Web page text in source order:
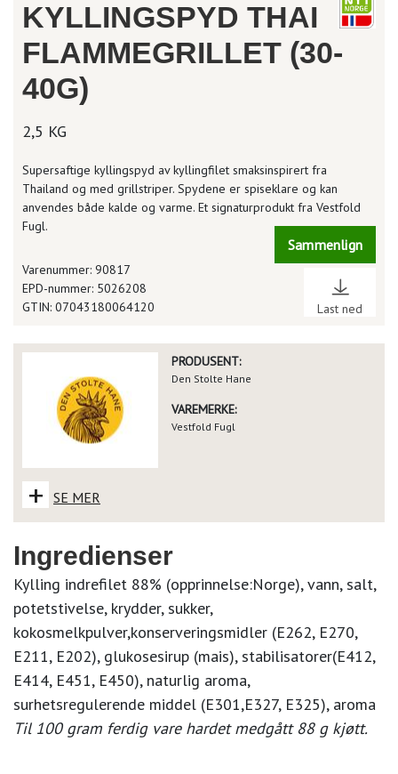
KYLLINGSPYD THAI
FLAMMEGRILLET (30-
40G)
2,5 KG
Supersaftige kyllingspyd av kyllingfilet smaksinspirert fra
Thailand og med grillstriper. Spydene er spiseklare og kan
anvendes både kalde og varme. Et signaturprodukt fra Vestfold
Fugl.
Sammenlign
Last ned
Varenummer: 90817
EPD-nummer: 5026208
GTIN: 07043180064120
PRODUSENT:
Den Stolte Hane
VAREMERKE:
Vestfold Fugl
+ SE MER
Ingredienser
Kylling indrefilet 88% (opprinnelse:Norge), vann, salt,
potetstivelse, krydder, sukker,
kokosmelkpulver,konserveringsmidler (E262, E270,
E211, E202), glukosesirup (mais), stabilisatorer(E412,
E414, E451, E450), naturlig aroma,
surhetsregulerende middel (E301,E327, E325), aroma
Til 100 gram ferdig vare hardet medgått 88 g kjøtt.